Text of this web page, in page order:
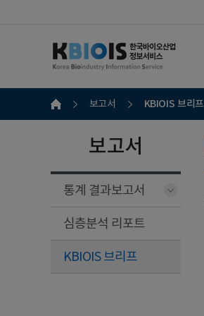
보고서 KBIOIS 브리프
보고서
통계 결과보고서
심층분석 리포트
KBIOIS 브리프